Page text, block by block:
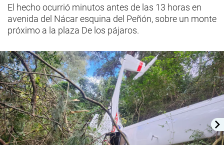
El hecho ocurrió minutos antes de las 13 horas en
avenida del Nácar esquina del Peñón, sobre un monte
próximo a la plaza De los pájaros.